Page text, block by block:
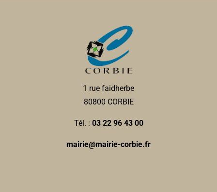
1 rue faidherbe
80800 CORBIE
Tél. : 03 22 96 43 00
mairie@mairie-corbie.fr